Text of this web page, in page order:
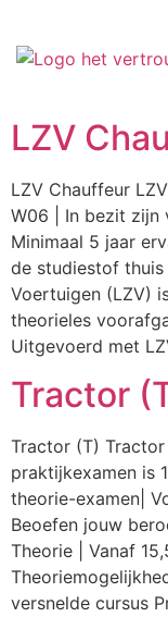
LZV
LZV Chauffeur
W06 | In bezit zijn
Minimaal 5 jaar
de studiestof
Voertuigen (LZV)
theorieles
Uitgevoerd met
Tractor
Tractor (T)
praktijkexamen is
theorie-examen|
Beoefen jouw
Theorie | Vanaf
versnelde cursus